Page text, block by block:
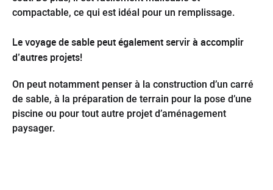
compactable, ce qui est idéal pour un remplissage.
Le voyage de sable peut également servir à accomplir
d’autres projets!
On peut notamment penser à la construction d’un carré
de sable, à la préparation de terrain pour la pose d’une
piscine ou pour tout autre projet d’aménagement
paysager.